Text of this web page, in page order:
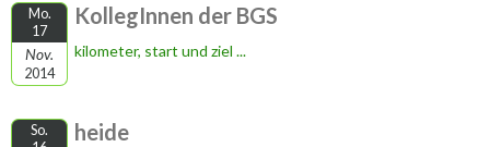
Mo.
17
Nov.
2014
KollegInnen der BGS
kilometer, start und ziel ...
So.
heide